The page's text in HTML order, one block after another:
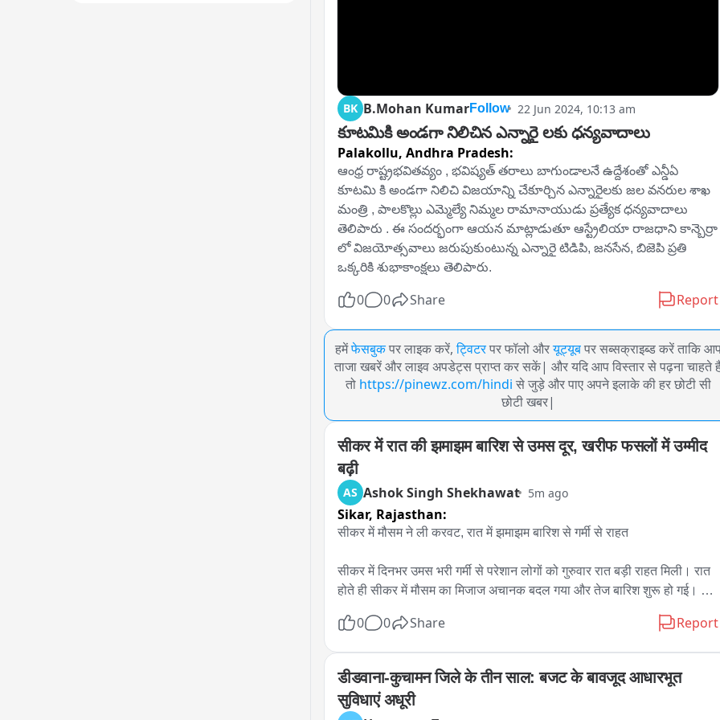
BK B.Mohan KumarFollow 22 Jun 2024, 10:13 am
కూటమికి అండగా నిలిచిన ఎన్నారై లకు ధన్యవాదాలు
Palakollu, Andhra Pradesh:
ఆంధ్ర రాష్ట్రభవితవ్యం , భవిష్యత్ తరాలు బాగుండాలనే ఉద్దేశంతో ఎన్డీఏ
కూటమి కి అండగా నిలిచి విజయాన్ని చేకూర్చిన ఎన్నారైలకు జల వనరుల శాఖ
మంత్రి , పాలకొల్లు ఎమ్మెల్యే నిమ్మల రామానాయుడు ప్రత్యేక ధన్యవాదాలు
తెలిపారు . ఈ సందర్భంగా ఆయన మాట్లాడుతూ ఆస్ట్రేలియా రాజధాని కాన్బెర్రా
లో విజయోత్సవాలు జరుపుకుంటున్న ఎన్నారై టిడిపి, జనసేన, బిజెపి ప్రతి
ఒక్కరికి శుభాకాంక్షలు తెలిపారు.
0 0 Share Report
हमेंफेसबुक पर लाइक करें, ट्विटर पर फॉलो औरयूट्यूब पर सब्सक्राइब्ड करें ताकि
ताजा खबरें और लाइव अपडेट्स प्राप्त कर सकें| और यदि आप विस्तार से पढ़ना चाहते
तो https://pinewz.com/hindi से जुड़े और पाए अपने इलाके की हर छोटी सी
छोटी खबर|
सीकर में रात की झमाझम बारिश से उमस दूर, खरीफ फसलों में उम्मीद
बढ़ी
AS Ashok Singh Shekhawat 5m ago
Sikar, Rajasthan:
सीकर में मौसम ने ली करवट, रात में झमाझम बारिश से गर्मी से राहत
सीकर में दिनभर उमस भरी गर्मी से परेशान लोगों को गुरुवार रात बड़ी राहत मिली। रात
होते ही सीकर में मौसम का मिजाज अचानक बदल गया और तेज बारिश शुरू हो गई।
सड़कों पर पानी बहने लगा। बारिश के बाद मौसम खुशनुमा हो गया और तापमान में
लोगों ने भी आनंद लिया। वहीं बारिश से किसानों के चेहरों ने खिल उठे। किसानों का
कहना है कि इस बारिश से खरीफ फसलों को फायदा मिलेगा और अच्छी पैदावार की
उम्मीद बढ़ी है। बारिश से खेतों में नमी बढ़ने के साथ फसलों की बढ़वार को भी बल
0 0 Share Report
डीडवाना-कुचामन जिले के तीन साल: बजट के बावजूद आधारभूत
सुविधाएं अधूरी